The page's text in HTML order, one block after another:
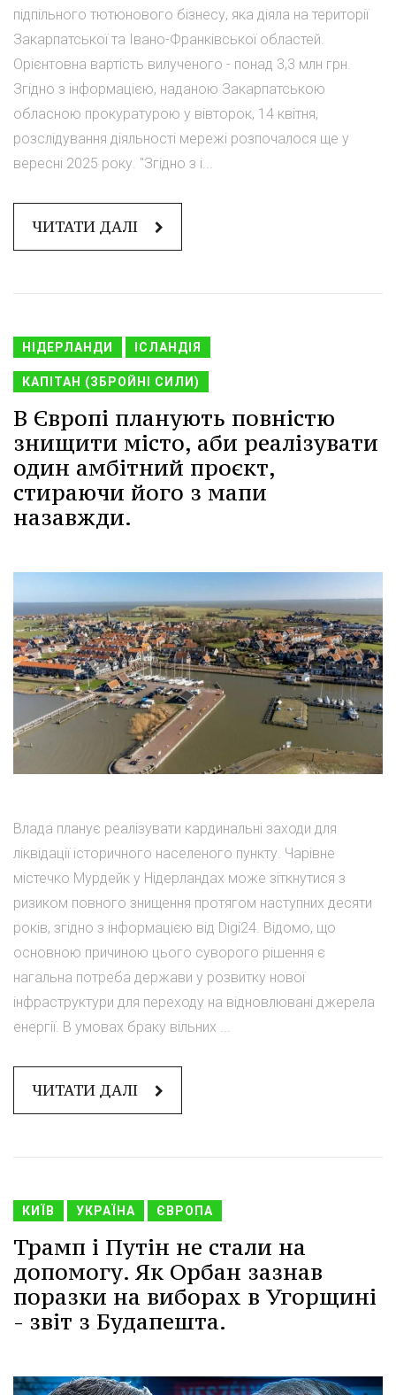
підпільного тютюнового бізнесу, яка діяла на території
Закарпатської та Івано-Франківської областей.
Орієнтовна вартість вилученого - понад 3,3 млн грн.
Згідно з інформацією, наданою Закарпатською
обласною прокуратурою у вівторок, 14 квітня,
розслідування діяльності мережі розпочалося ще у
вересні 2025 року. "Згідно з і...
ЧИТАТИ ДАЛІ
НІДЕРЛАНДИ ІСЛАНДІЯ
КАПІТАН (ЗБРОЙНІ СИЛИ)
В Європі планують повністю
знищити місто, аби реалізувати
один амбітний проєкт,
стираючи його з мапи
назавжди.
Влада планує реалізувати кардинальні заходи для
ліквідації історичного населеного пункту. Чарівне
містечко Мурдейк у Нідерландах може зіткнутися з
ризиком повного знищення протягом наступних десяти
років, згідно з інформацією від Digi24. Відомо, що
основною причиною цього суворого рішення є
нагальна потреба держави у розвитку нової
інфраструктури для переходу на відновлювані джерела
енергії. В умовах браку вільних ...
ЧИТАТИ ДАЛІ
КИЇВ УКРАЇНА ЄВРОПА
Трамп і Путін не стали на
допомогу. Як Орбан зазнав
поразки на виборах в Угорщині
- звіт з Будапешта.